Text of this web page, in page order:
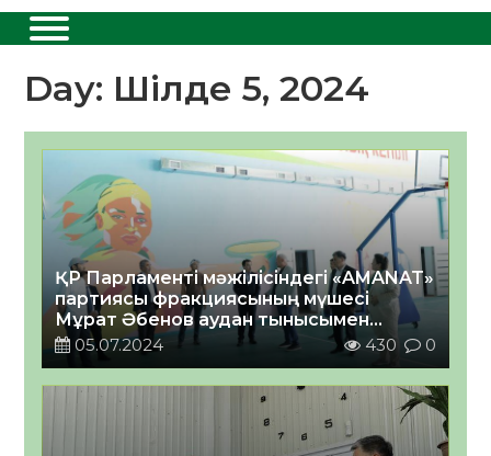
Day: Шілде 5, 2024
ҚР Парламенті мәжілісіндегі «AMANAT»
партиясы фракциясының мүшесі
Мұрат Әбенов аудан тынысымен
танысты
05.07.2024 430 0